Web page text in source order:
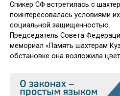
Спикер СФ встретилась с
поинтересовалась условиями
социальной защищенностью.
Председатель Совета
мемориал «Память шахтерам
обстановке она возложила